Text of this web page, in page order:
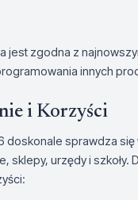
jest zgodna z
innych
i Korzyści
doskonale sprawdza
sklepy, urzędy i